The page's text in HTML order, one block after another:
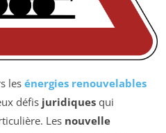
les énergies renouvelables
défis juridiques qui
Les nouvelle